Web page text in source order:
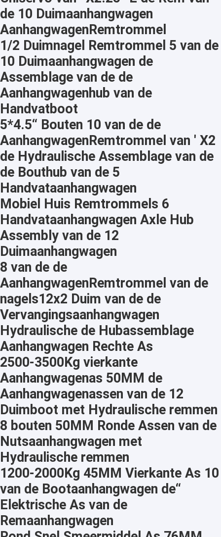
Producten
VR-show
de 10 Duimaanhangwagen
AanhangwagenRemtrommel
1/2 Duimnagel Remtrommel 5 van de
10 Duimaanhangwagen de
Assemblage van de de
Aanhangwagenhub van de
Handvatboot
5*4.5“ Bouten 10 van de de
AanhangwagenRemtrommel van ' X2
de Hydraulische Assemblage van de
de Bouthub van de 5
Handvataanhangwagen
Mobiel Huis Remtrommels 6
Handvataanhangwagen Axle Hub
Assembly van de 12
Duimaanhangwagen
8 van de de
AanhangwagenRemtrommel van de
nagels12x2 Duim van de de
Vervangingsaanhangwagen
Hydraulische de Hubassemblage
Aanhangwagen Rechte As
2500-3500Kg vierkante
Aanhangwagenas 50MM de
Aanhangwagenassen van de 12
Duimboot met Hydraulische remmen
8 bouten 50MM Ronde Assen van de
Nutsaanhangwagen met
Hydraulische remmen
1200-2000Kg 45MM Vierkante As 10
van de Bootaanhangwagen de“
Elektrische As van de
Remaanhangwagen
Weifang Airui Brake System Co., Ltd. werd in 2006
opgericht, een China-Hong Kong-Macao joint
venture. Het heeft ook een strategische alliantie
met Axle Teknology Group Inc.